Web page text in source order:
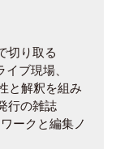
切り取る
ブ現場、
と解釈を組み
行の雑誌
ークと編集ノ